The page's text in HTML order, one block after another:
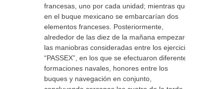
francesas, uno por cada unidad; mientras que
en el buque mexicano se embarcarían dos
elementos franceses. Posteriormente,
alrededor de las diez de la mañana empezaron
las maniobras consideradas entre los ejercicios
“PASSEX”, en los que se efectuaron diferentes
formaciones navales, honores entre los
buques y navegación en conjunto,